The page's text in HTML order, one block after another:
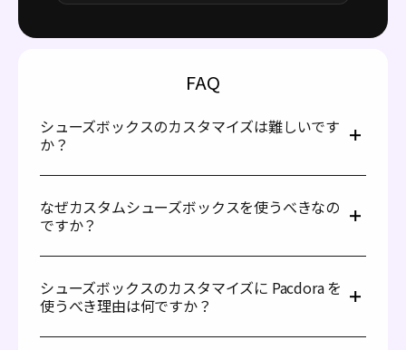
FAQ
シューズボックスのカスタマイズは難しいです
か？
に作成できます。次の手順に従って作成を始めましょう。
シューズボックスのラインアップから、お好みのデ
ザインを選びます。
します。
カスタマイズしたシューズボックスを、印刷用ファ
イル形式、JPG/PNG 画像、または MP4 動画として
なぜカスタムシューズボックスを使うべきなの
ですか？
靴を保護し、印象的な開封体験を生み出します。
見栄えを高めてブランドアイデンティティを強化し、顧客
の関心を引きつけ、パッケージにプロフェッショナルな印
シューズボックスのカスタマイズに Pacdora を
使うべき理由は何ですか？